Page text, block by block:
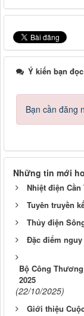
Ý kiến bạn đọc
Bạn cần đăng
Những tin mới
Nhiệt điện
Tuyên truyền
Thủy điện
Đặc điểm
Bộ Công
2025
(22/10/2025)
Giới thiệu